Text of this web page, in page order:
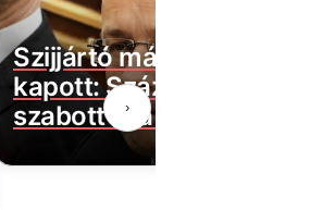
Szijjártó máris rossz híreket
kapott: Százmilliós bírságot
szabott ki a hatóság!
›